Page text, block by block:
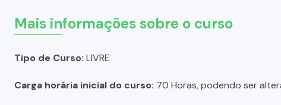
Mais informações sobre o curso
Tipo de Curso: LIVRE
Carga horária inicial do curso: 70 Horas, podendo ser